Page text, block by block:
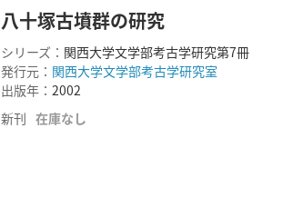
八十塚古墳群の研究
シリーズ： 関西大学文学部考古学研究第7冊
発行元： 関西大学文学部考古学研究室
出版年： 2002
新刊 在庫なし